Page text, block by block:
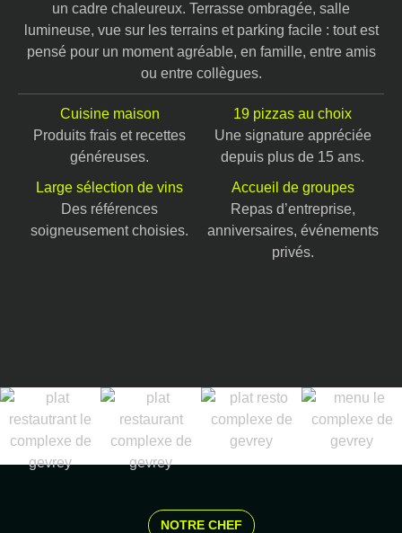
un cadre chaleureux. Terrasse ombragée, salle
lumineuse, vue sur les terrains et parking facile : tout est
pensé pour un moment agréable, en famille, entre amis
ou entre collègues.
Cuisine maison
Produits frais et recettes
généreuses.
19 pizzas au choix
Une signature appréciée
depuis plus de 15 ans.
Large sélection de vins
Des références
soigneusement choisies.
Accueil de groupes
Repas d’entreprise,
anniversaires, événements
privés.
NOTRE CHEF